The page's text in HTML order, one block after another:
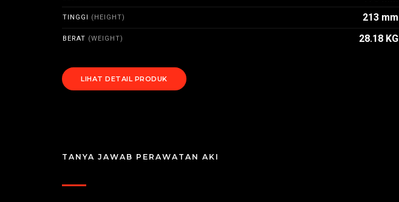
TINGGI (HEIGHT) 213 mm
BERAT (WEIGHT) 28.18 KG
LIHAT DETAIL PRODUK
TANYA JAWAB PERAWATAN AKI